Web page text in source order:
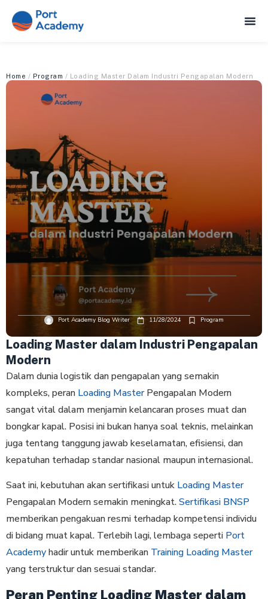
Home / Program / Loading Master Dalam Industri Pengapalan Modern
Port Academy Blog Writer 11/28/2024 Program
Loading Master dalam Industri Pengapalan
Modern
Dalam dunia logistik dan pengapalan yang semakin
kompleks, peran Loading MasterPengapalan Modern
sangat vital dalam menjamin kelancaran proses muat dan
bongkar kapal. Posisi ini bukan hanya soal teknis, melainkan
juga tentang tanggung jawab keselamatan, efisiensi, dan
kepatuhan terhadap standar nasional maupun internasional.
Saat ini, kebutuhan akan sertifikasi untuk Loading Master
Pengapalan Modern semakin meningkat.Sertifikasi BNSP
memberikan pengakuan resmi terhadap kompetensi individu
di bidang muat kapal. Terlebih lagi, lembaga seperti Port
Academyhadir untuk memberikan Training Loading Master
yang terstruktur dan sesuai standar.
Peran Penting Loading Master dalam